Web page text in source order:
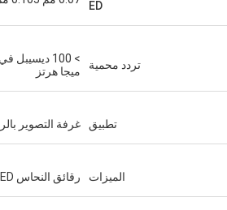
ED
تردد محمية
ميجا هرتز
تطبيق غرفة التصوير
الميزات رقائق النحاس ED